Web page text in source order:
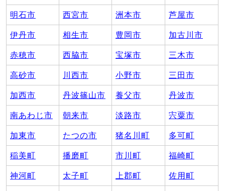
明石市 西宮市 洲本市 芦屋市
伊丹市 相生市 豊岡市 加古川市
赤穂市 西脇市 宝塚市 三木市
高砂市 川西市 小野市 三田市
加西市 丹波篠山市 養父市 丹波市
南あわじ市 朝来市 淡路市 宍粟市
加東市 たつの市 猪名川町 多可町
稲美町 播磨町 市川町 福崎町
神河町 太子町 上郡町 佐用町